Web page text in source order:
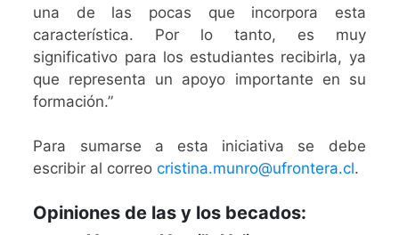
una de las pocas que incorpora esta
característica. Por lo tanto, es muy
significativo para los estudiantes recibirla, ya
que representa un apoyo importante en su
formación.”
Para sumarse a esta iniciativa se debe
escribir al correocristina.munro@ufrontera.cl.
Opiniones de las y los becados: